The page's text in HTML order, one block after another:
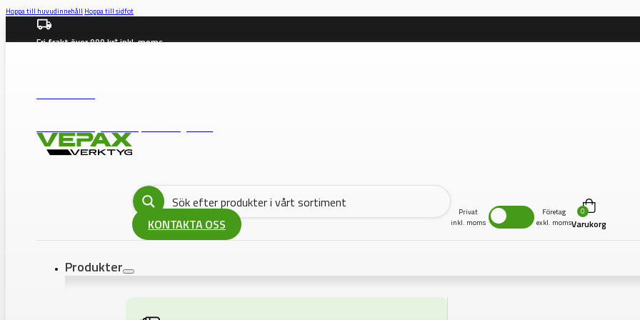
Hoppa till huvudinnehåll Hoppa till sidfot
Fri frakt över 999 kr* inkl. moms
KONTAKTA OSS
Privat
inkl. moms
Företag
exkl. moms
0
Varukorg
Produkter